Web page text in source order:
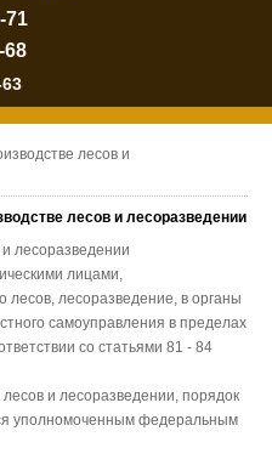
71
68
лесов и
лесов и лесоразведении
лесоразведении
лицами,
лесоразведение, в органы
самоуправления в пределах
со статьями 81 - 84
и лесоразведении, порядок
уполномоченным федеральным